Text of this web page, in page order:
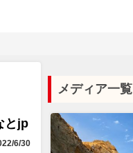
とjp
6/30
メディア一覧